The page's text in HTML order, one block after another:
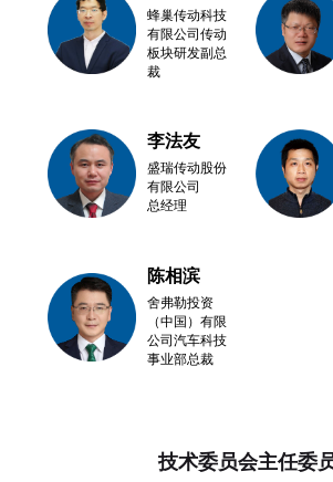
蜂巢传动科技
有限公司传动
板块研发副总
裁
李法友
盛瑞传动股份
有限公司
总经理
陈相滨
舍弗勒投资
（中国）有限
公司汽车科技
事业部总裁
技术委员会主任委